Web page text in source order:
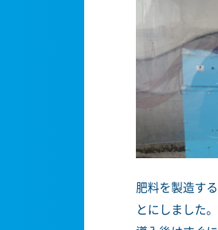
肥料を製造す
とにしました。